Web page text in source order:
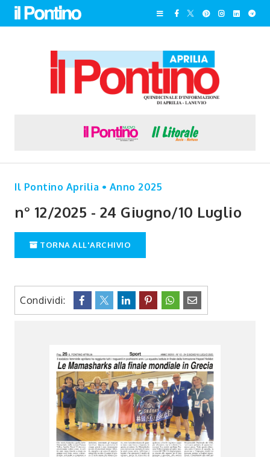
Il Pontino Aprilia • Anno 2025
n° 12/2025 - 24 Giugno/10 Luglio
TORNA ALL'ARCHIVIO
Condividi: